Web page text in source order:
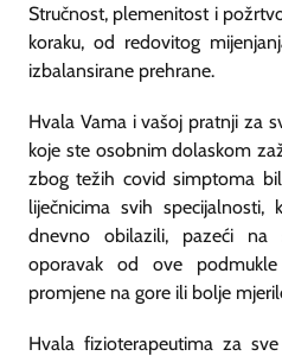
Stručnost, plemenitost i
koraku, od redovitog
izbalansirane prehrane.
Hvala Vama i vašoj pratnji za
koje ste osobnim dolaskom
zbog težih covid simptoma
liječnicima svih
dnevno obilazili, pazeći na
oporavak od ove
promjene na gore ili bolje
Hvala fizioterapeutima za